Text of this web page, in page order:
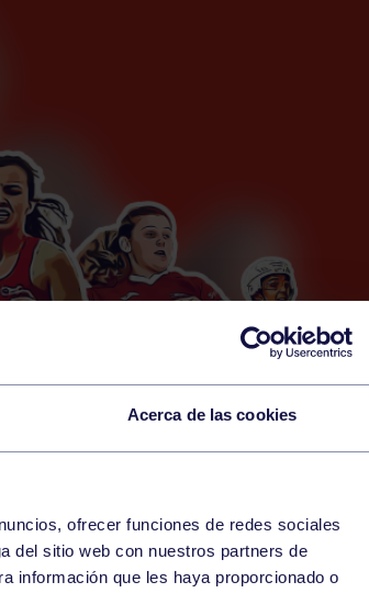
Acerca de las cookies
ofrecer funciones de redes sociales
del sitio web con nuestros partners de
información que les haya proporcionado o